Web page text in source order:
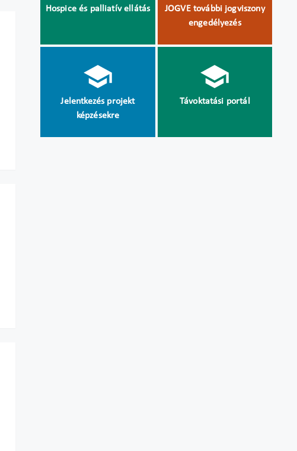
Hospice és palliatív ellátás
JOGVE további jogviszony
engedélyezés
Jelentkezés projekt
képzésekre
Távoktatási portál